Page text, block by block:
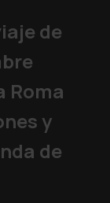
de
Roma
y
de